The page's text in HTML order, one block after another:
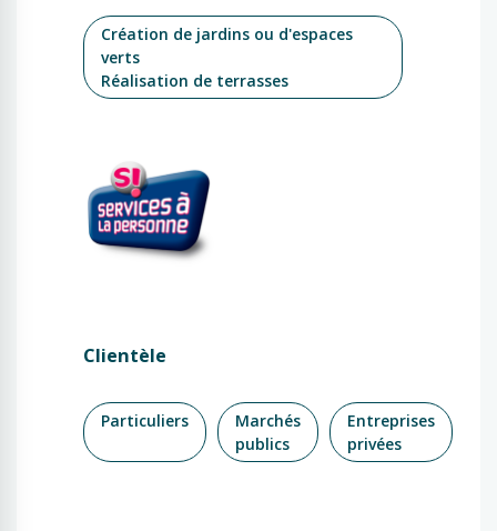
Création de jardins ou d'espaces
verts
Réalisation de terrasses
Clientèle
Particuliers
Marchés
publics
Entreprises
privées